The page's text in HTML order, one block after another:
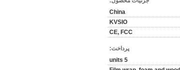
China
KVSIO
CE, FCC
پرداخت:
5 units